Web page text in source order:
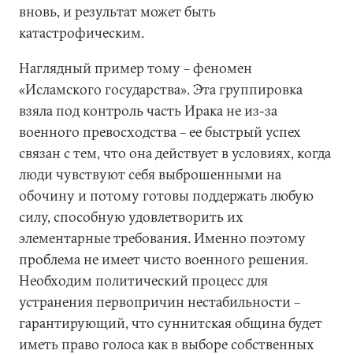
вновь, и результат может быть
катастрофическим.
Наглядный пример тому – феномен
«Исламского государства». Эта группировка
взяла под контроль часть Ирака не из-за
военного превосходства – ее быстрый успех
связан с тем, что она действует в условиях, когда
люди чувствуют себя выброшенными на
обочину и потому готовы поддержать любую
силу, способную удовлетворить их
элементарные требования. Именно поэтому
проблема не имеет чисто военного решения.
Необходим политический процесс для
устранения первопричин нестабильности –
гарантирующий, что суннитская община будет
иметь право голоса как в выборе собственных